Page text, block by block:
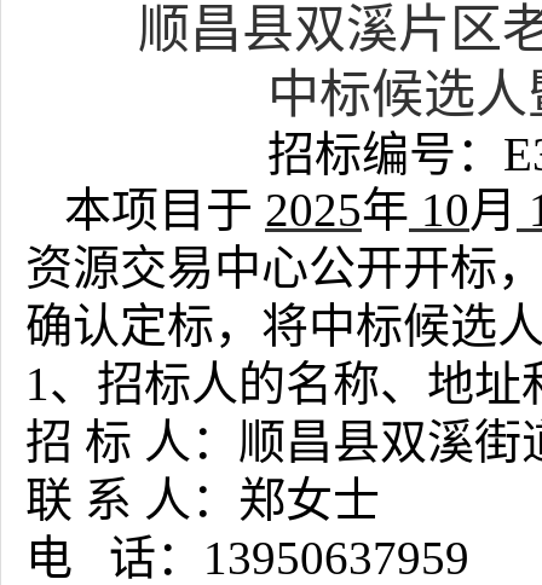
顺昌县双溪片区
中标候选
招标编号：
本项目于 2025年 10月
资源交易中心公开开标
确认定标， 将中标候选
1、招标人的名称、地址
招 标 人：顺昌县双溪
联 系 人：郑女士
电 话：13950637959